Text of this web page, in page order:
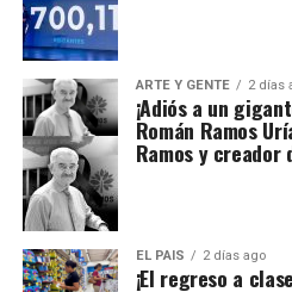
ARTE Y GENTE 2 días
¡Adiós a un
Román Ramos
Ramos y creador
EL PAIS 2 días ago
¡El regreso a